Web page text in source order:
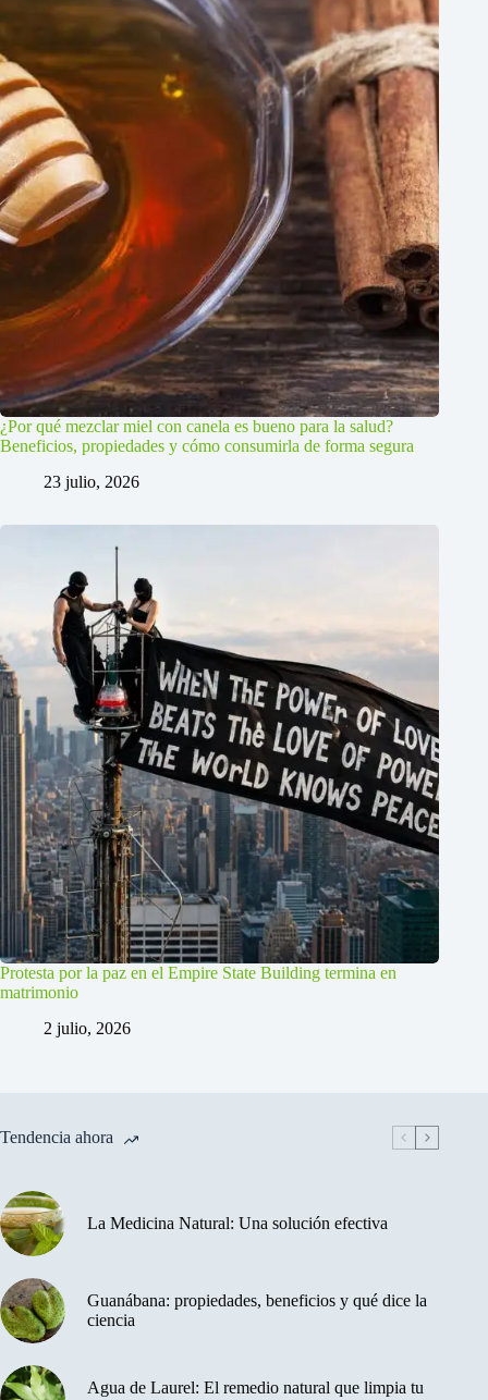
¿Por qué mezclar miel con canela es bueno para la salud?
Beneficios, propiedades y cómo consumirla de forma segura
23 julio, 2026
Protesta por la paz en el Empire State Building termina en
matrimonio
2 julio, 2026
Tendencia ahora
La Medicina Natural: Una solución efectiva
Guanábana: propiedades, beneficios y qué dice la
ciencia
Agua de Laurel: El remedio natural que limpia tu